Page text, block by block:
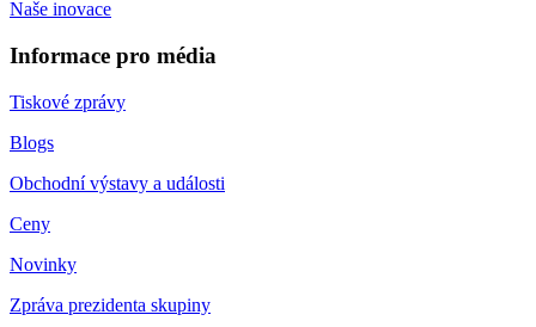
Naše inovace
Informace pro média
Tiskové zprávy
Blogs
Obchodní výstavy a události
Ceny
Novinky
Zpráva prezidenta skupiny